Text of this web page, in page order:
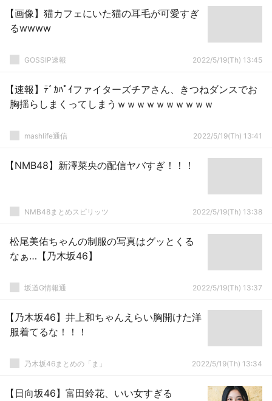
【画像】猫カフェにいた猫の耳毛が可愛すぎ
るwwww
GOSSIP速報 2022/5/19(Th) 13:45
【速報】ﾃﾞｶﾊﾟｲファイターズチアさん、きつねダンスでお
胸揺らしまくってしまうｗｗｗｗｗｗｗｗｗｗ
mashlife通信 2022/5/19(Th) 13:41
【NMB48】新澤菜央の配信ヤバすぎ！！！
NMB48まとめスピリッツ 2022/5/19(Th) 13:38
松尾美佑ちゃんの制服の写真はグッとくる
なぁ…【乃木坂46】
坂道G情報通 2022/5/19(Th) 13:37
【乃木坂46】井上和ちゃんえらい胸開けた洋
服着てるな！！！
乃木坂46まとめの「ま」 2022/5/19(Th) 13:34
【日向坂46】富田鈴花、いい女すぎる